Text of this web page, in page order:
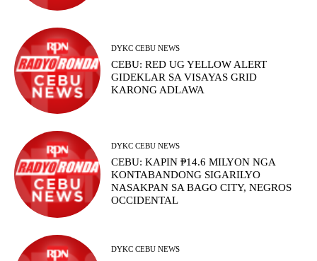
DYKC CEBU NEWS
CEBU: RED UG YELLOW ALERT
GIDEKLAR SA VISAYAS GRID
KARONG ADLAWA
DYKC CEBU NEWS
CEBU: KAPIN ₱14.6 MILYON NGA
KONTABANDONG SIGARILYO
NASAKPAN SA BAGO CITY, NEGROS
OCCIDENTAL
DYKC CEBU NEWS